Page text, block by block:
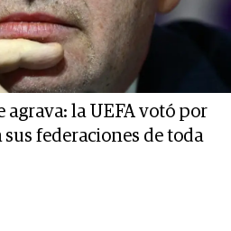
agrava: la UEFA votó por
federaciones de toda